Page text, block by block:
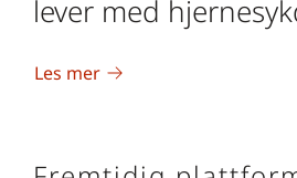
lever med
Les mer